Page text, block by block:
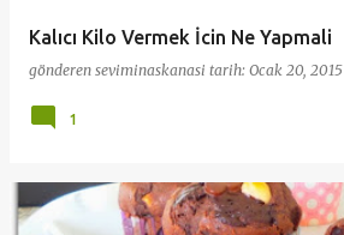
Kalıcı Kilo Vermek İcin Ne Yapmali
gönderen seviminaskanasi tarih: Ocak 20, 2015
1